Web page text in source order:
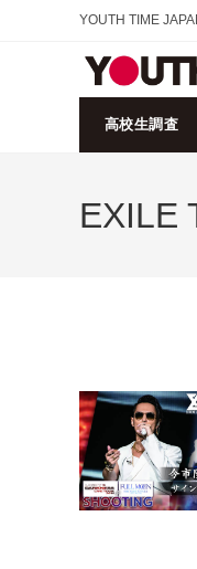
YOUTH TIME
高校生調査
EXILE